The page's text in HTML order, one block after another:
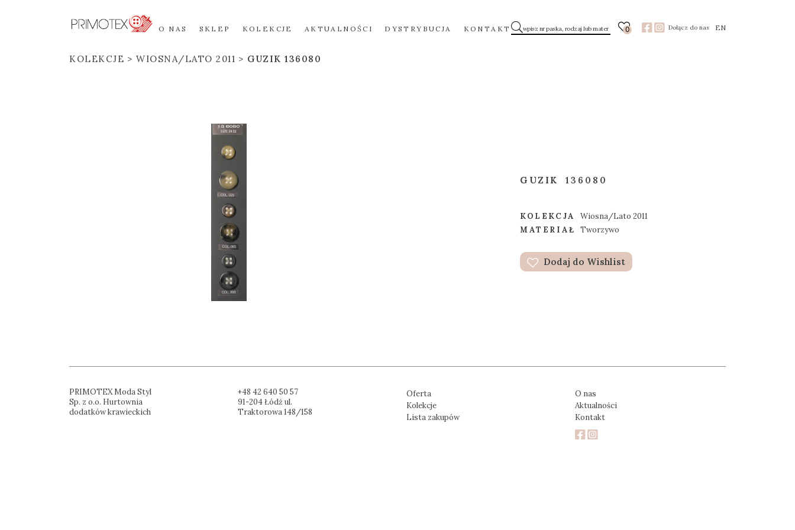
O NAS SKLEP KOLEKCJE AKTUALNOŚCI DYSTRYBUCJA KONTAKT 0 Dołącz do nas EN
KOLEKCJE WIOSNA/LATO 2011 GUZIK 136080
GUZIK 136080
KOLEKCJA
Wiosna/Lato 2011
MATERIAŁ
Tworzywo
Dodaj do Wishlist
PRIMOTEX Moda Styl
Sp. z o.o. Hurtownia
dodatków krawieckich
+48 42 640 50 57
91-204 Łódź ul.
Traktorowa 148/158
Oferta
Kolekcje
Lista zakupów
O nas
Aktualności
Kontakt